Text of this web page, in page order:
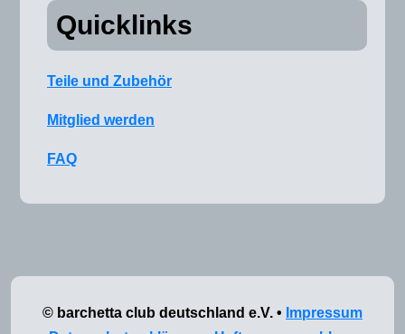
Quicklinks
Teile und Zubehör
Mitglied werden
FAQ
© barchetta club deutschland e.V. • Impressum